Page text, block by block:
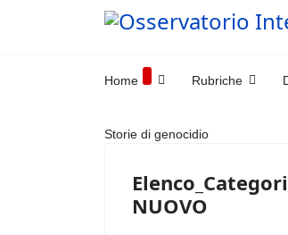
Home Rubriche
Storie di genocidio
NUOVO